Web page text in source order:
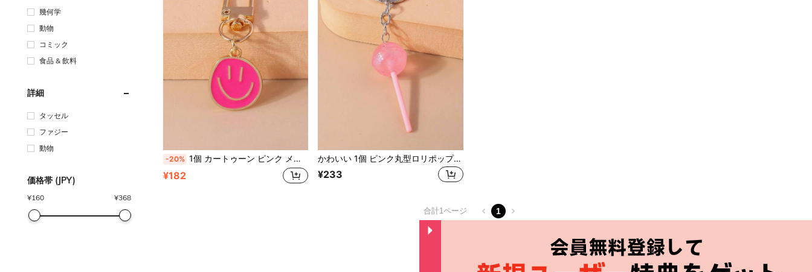
幾何学
動物
コミック
食品 & 飲料
詳細
タッセル
ファジー
動物
価格帯 (JPY)
¥160 ¥368
-20% 1個 カートゥーン ピンク メタリック キーチェーン レディース 日常使い 記念品 車用アクセサリー バッグチャーム スクール ゴシック Y2K クリスマスギフト アイデア バッグアクセサリー ランヤード IDホルダー 車用アクセサリー バッグチャーム 母の日 父の日 卒業 先生への贈り物
¥182
かわいい 1個 ピンク丸型ロリポップ型合金キーホルダー レディース向け、日常使い、車用アクセサリー、バッグチャーム、スクール、ゴシック、Y2Kスタイル、母の日、父の日、卒業、教師への贈り物に適しています
¥233
合計1ページ 1